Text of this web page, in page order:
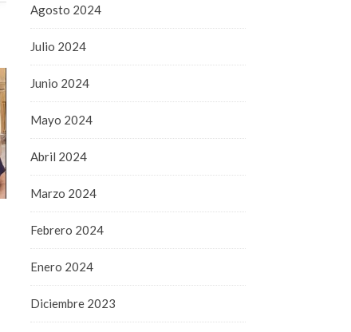
Agosto 2024
Julio 2024
Junio 2024
Mayo 2024
Abril 2024
Marzo 2024
Febrero 2024
Enero 2024
Diciembre 2023